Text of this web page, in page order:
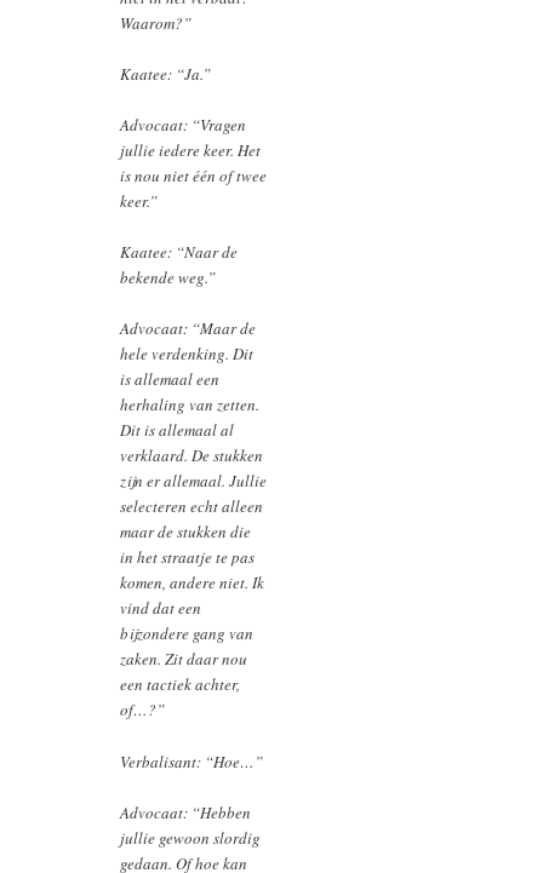
Waarom?”
Kaatee: “Ja.”
Advocaat: “Vragen
jullie iedere keer. Het
is nou niet één of twee
keer.”
Kaatee: “Naar de
bekende weg.”
Advocaat: “Maar de
hele verdenking. Dit
is allemaal een
herhaling van zetten.
Dit is allemaal al
verklaard. De stukken
zijn er allemaal. Jullie
selecteren echt alleen
maar de stukken die
in het straatje te pas
komen, andere niet. Ik
vind dat een
bijzondere gang van
zaken. Zit daar nou
een tactiek achter,
of…?”
Verbalisant: “Hoe…”
Advocaat: “Hebben
jullie gewoon slordig
gedaan. Of hoe kan